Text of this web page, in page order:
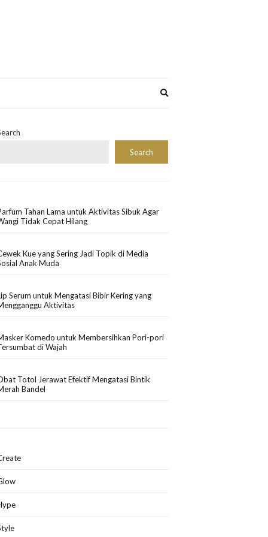
Search
Tahan Lama untuk Aktivitas Sibuk Agar
Tidak Cepat Hilang
Kue yang Sering Jadi Topik di Media
Anak Muda
Serum untuk Mengatasi Bibir Kering yang
Aktivitas
Komedo untuk Membersihkan Pori-pori
di Wajah
Totol Jerawat Efektif Mengatasi Bintik
Bandel